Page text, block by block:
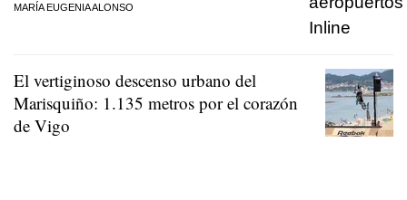
MARÍA EUGENIA ALONSO
El vertiginoso descenso urbano del
Marisquiño: 1.135 metros por el corazón
de Vigo